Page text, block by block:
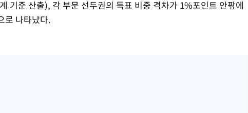
기준 산출), 각 부문 선두권의 득표 비중 격차가 1%포인트 안팎에
로 나타났다.